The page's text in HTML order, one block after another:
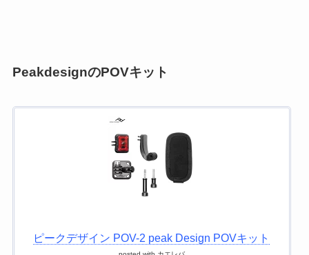
PeakdesignのPOVキット
ピークデザイン POV-2 peak Design POVキット